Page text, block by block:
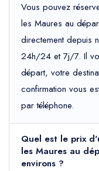
Vous pouvez
les Maures au
directement depuis
24h/24 et 7j/7. Il
départ, votre
confirmation vous
par téléphone.
Quel est le prix
les Maures au
environs ?